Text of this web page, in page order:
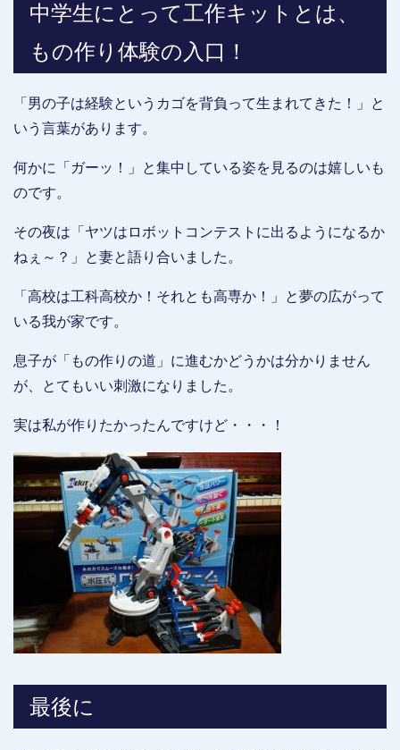
中学生にとって工作キットとは、
もの作り体験の入口！
「男の子は経験というカゴを背負って生まれてきた！」と
いう言葉があります。
何かに「ガーッ！」と集中している姿を見るのは嬉しいも
のです。
その夜は「ヤツはロボットコンテストに出るようになるか
ねぇ～？」と妻と語り合いました。
「高校は工科高校か！それとも高専か！」と夢の広がって
いる我が家です。
息子が「もの作りの道」に進むかどうかは分かりません
が、とてもいい刺激になりました。
実は私が作りたかったんですけど・・・！
最後に